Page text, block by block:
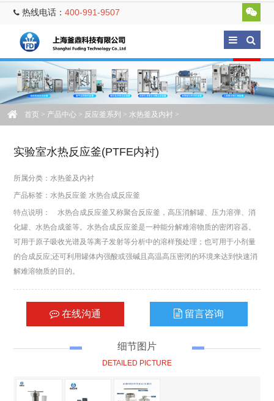
热线电话：400-991-9507
首页 > 产品中心 > 反应釜系列 > 水热釜及内衬 >
实验室水热反应釜(PTFE内衬)
所属分类：水热釜及内衬
产品标签：水热反应釜 水热合成反应釜
特点说明： 水热合成反应釜又称聚合反应釜，高压消解罐、压力溶弹、消
化罐、水热合成釜等。水热合成反应釜是一种能分解难溶物质的密闭容器。
可用于原子吸收光谱及等离子发射等分析中的溶样预处理；也可用于小剂量
的合成反应;还可利用罐体内强酸或强碱且高温高压密闭的环境来达到快速消
解难溶物质的目的。
在线沟通 留言咨询
细节图片
DETAILED PICTURE